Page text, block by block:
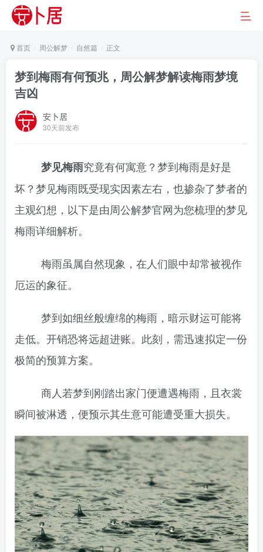
首页 周公解梦 自然篇 正文
梦到梅雨有何预兆，周公解梦解读梅雨梦境
吉凶
安卜居
30天前发布
梦见梅雨究竟有何寓意？梦到梅雨是好是
坏？梦见梅雨既受现实因素左右，也掺杂了梦者的
主观幻想，以下是由周公解梦官网为您梳理的梦见
梅雨详细解析。
梅雨虽属自然现象，在人们眼中却常被视作
厄运的象征。
梦到如细丝般缠绵的梅雨，暗示财运可能将
走低。开销恐将远超进账。此刻，需迅速拟定一份
极简的预算方案。
商人若梦到刚踏出家门便遭遇梅雨，且衣裳
瞬间被淋透，便预示其生意可能遭受重大损失。